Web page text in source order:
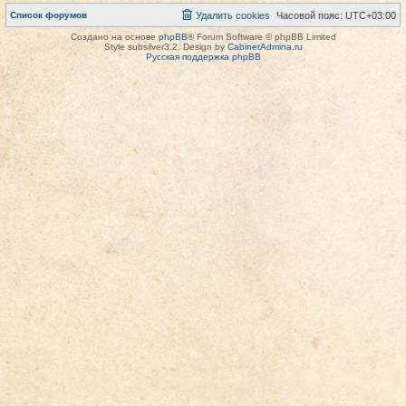
Список форумов Часовой пояс: UTC+03:00
Удалить cookies
Создано на основе phpBB® Forum Software © phpBB Limited
Style subsilver3.2. Design by CabinetAdmina.ru
Русская поддержка phpBB